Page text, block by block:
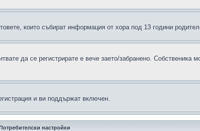
които събират информация от хора под 13 години
да се регистрирате е вече заето/забранено. Собственика
и ви поддържат включен.
настройки